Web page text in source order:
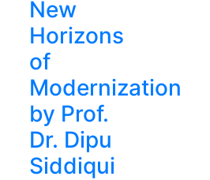
New
Horizons
of
Modernization
by Prof.
Dr. Dipu
Siddiqui